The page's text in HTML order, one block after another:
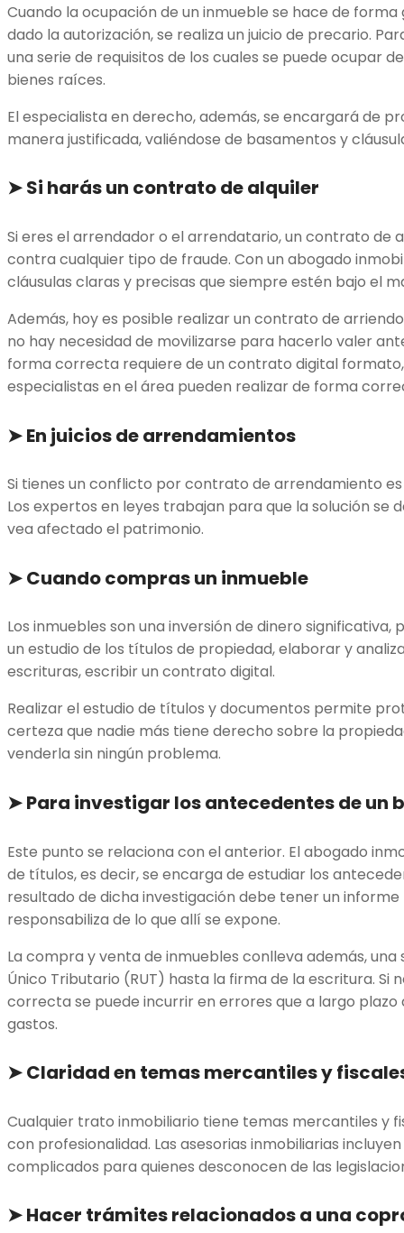
Cuando la ocupación de un inmueble se hace de forma
dado la autorización, se realiza un juicio de precario.
una serie de requisitos de los cuales se puede ocupar
bienes raíces.
El especialista en derecho, además, se encargará de
manera justificada, valiéndose de basamentos y
➤Si harás un contrato de alquiler
Si eres el arrendador o el arrendatario, un contrato de
contra cualquier tipo de fraude. Con un abogado
cláusulas claras y precisas que siempre estén bajo el
Además, hoy es posible realizar un contrato de
no hay necesidad de movilizarse para hacerlo valer
forma correcta requiere de un contrato digital
especialistas en el área pueden realizar de forma
➤En juicios de arrendamientos
Si tienes un conflicto por contrato de arrendamiento es
Los expertos en leyes trabajan para que la solución se
vea afectado el patrimonio.
➤Cuando compras un inmueble
Los inmuebles son una inversión de dinero
un estudio de los títulos de propiedad, elaborar y
escrituras, escribir un contrato digital.
Realizar el estudio de títulos y documentos permite
certeza que nadie más tiene derecho sobre la
venderla sin ningún problema.
➤Para investigar los antecedentes de un
Este punto se relaciona con el anterior. El abogado
de títulos, es decir, se encarga de estudiar los
resultado de dicha investigación debe tener un
responsabiliza de lo que allí se expone.
La compra y venta de inmuebles conlleva además, una
Único Tributario (RUT) hasta la firma de la escritura. Si
correcta se puede incurrir en errores que a largo
gastos.
➤Claridad en temas mercantiles y
Cualquier trato inmobiliario tiene temas mercantiles y
con profesionalidad. Las asesorias inmobiliarias
complicados para quienes desconocen de las
➤Hacer trámites relacionados a una